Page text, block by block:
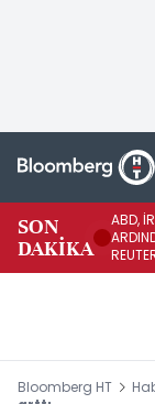
SON
DAKİKA
ABD,
Bloomberg HT